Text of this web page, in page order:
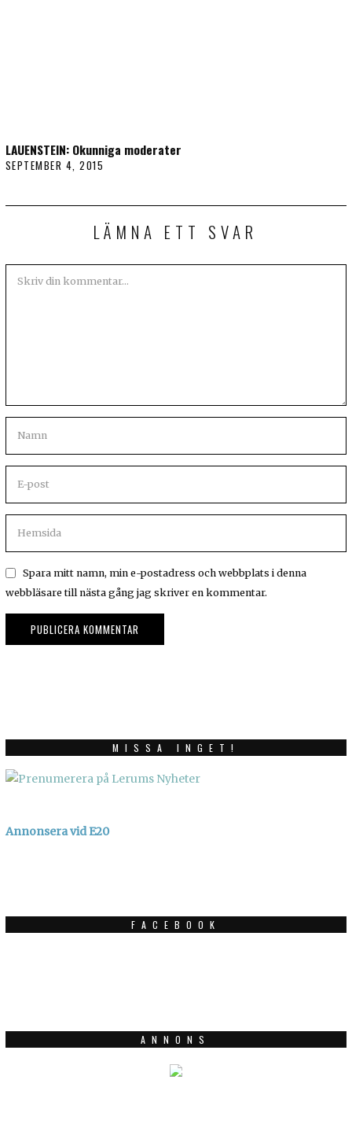
LAUENSTEIN: Okunniga moderater
SEPTEMBER 4, 2015
LÄMNA ETT SVAR
Spara mitt namn, min e-postadress och webbplats i denna
webbläsare till nästa gång jag skriver en kommentar.
MISSA INGET!
Annonsera vid E20
FACEBOOK
ANNONS